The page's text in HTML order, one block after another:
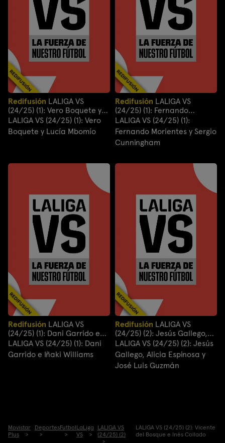
Redifusión
(24/25) (1): Vero Boquete y
Lucía Mbomío
LALIGA VS (24/25) (1): Vero
Boquete y Lucía Mbomío
Redifusión
(24/25) (1): Fernando
Morientes y Sergio
Cunningham
LALIGA VS (24/25) (1):
Fernando Morientes y Sergio
Cunningham
Redifusión
(24/25) (1): Dani Garrido e
Iñaki Williams
LALIGA VS (24/25) (1): Dani
Garrido e Iñaki Williams
Redifusión
(24/25) (2): Jesús Gallego,
Alicia Espinosa y José Luis
Guzmán
LALIGA VS (24/25) (2): Jesús
Gallego, Alicia Espinosa y
José Luis Guzmán
Movistar
Plus
DeportesFutbolLaLiga
VS
LALIGA VS
(24/25) (2)
LALIGA VS (24/25) (2): Vicente
del Bosque e Inés Collado